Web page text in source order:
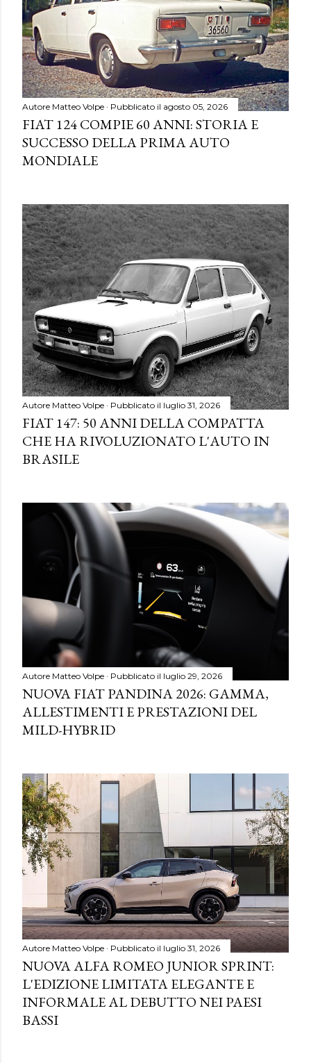
Autore Matteo Volpe Pubblicato il agosto 05, 2026
FIAT 124 COMPIE 60 ANNI: STORIA E
SUCCESSO DELLA PRIMA AUTO
MONDIALE
Autore Matteo Volpe Pubblicato il luglio 31, 2026
FIAT 147: 50 ANNI DELLA COMPATTA
CHE HA RIVOLUZIONATO L'AUTO IN
BRASILE
Autore Matteo Volpe Pubblicato il luglio 29, 2026
NUOVA FIAT PANDINA 2026: GAMMA,
ALLESTIMENTI E PRESTAZIONI DEL
MILD-HYBRID
Autore Matteo Volpe Pubblicato il luglio 31, 2026
NUOVA ALFA ROMEO JUNIOR SPRINT:
L'EDIZIONE LIMITATA ELEGANTE E
INFORMALE AL DEBUTTO NEI PAESI
BASSI